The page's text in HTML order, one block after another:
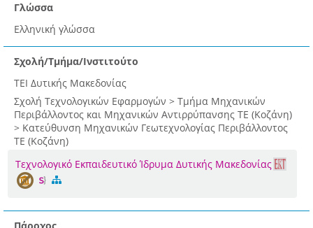
Γλώσσα
Ελληνική γλώσσα
Σχολή/Τμήμα/Ινστιτούτο
ΤΕΙ Δυτικής Μακεδονίας
Σχολή Τεχνολογικών Εφαρμογών > Τμήμα Μηχανικών
Περιβάλλοντος και Μηχανικών Αντιρρύπανσης ΤΕ (Κοζάνη)
> Κατεύθυνση Μηχανικών Γεωτεχνολογίας Περιβάλλοντος
ΤΕ (Κοζάνη)
Τεχνολογικό Εκπαιδευτικό Ίδρυμα Δυτικής Μακεδονίας